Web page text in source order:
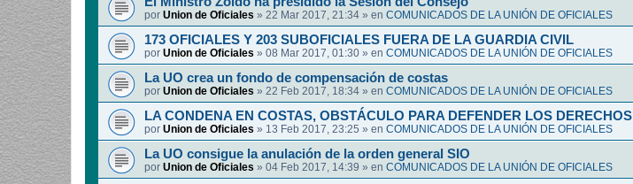
por Union de Oficiales » 22 Mar 2017, 21:34 » en COMUNICADOS DE LA UNIÓN DE OFICIALES
173 OFICIALES Y 203 SUBOFICIALES FUERA DE LA GUARDIA CIVIL
por Union de Oficiales » 08 Mar 2017, 01:30 » en COMUNICADOS DE LA UNIÓN DE OFICIALES
La UO crea un fondo de compensación de costas
por Union de Oficiales » 22 Feb 2017, 18:34 » en COMUNICADOS DE LA UNIÓN DE OFICIALES
LA CONDENA EN COSTAS, OBSTÁCULO PARA DEFENDER LOS DERECHOS
por Union de Oficiales » 13 Feb 2017, 23:25 » en COMUNICADOS DE LA UNIÓN DE OFICIALES
La UO consigue la anulación de la orden general SIO
por Union de Oficiales » 04 Feb 2017, 14:39 » en COMUNICADOS DE LA UNIÓN DE OFICIALES